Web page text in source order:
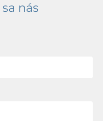
nás